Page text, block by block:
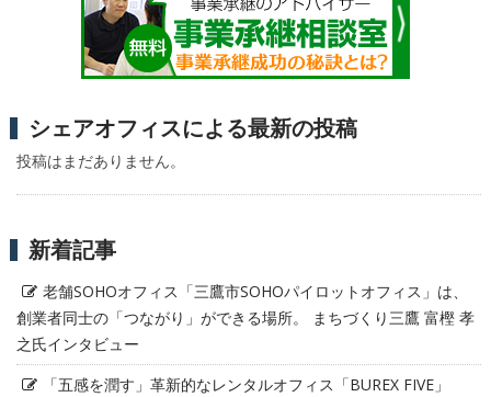
シェアオフィスによる最新の投稿
投稿はまだありません。
新着記事
老舗SOHOオフィス「三鷹市SOHOパイロットオフィス」は、
創業者同士の「つながり」ができる場所。 まちづくり三鷹 富樫 孝
之氏インタビュー
「五感を潤す」革新的なレンタルオフィス「BUREX FIVE」